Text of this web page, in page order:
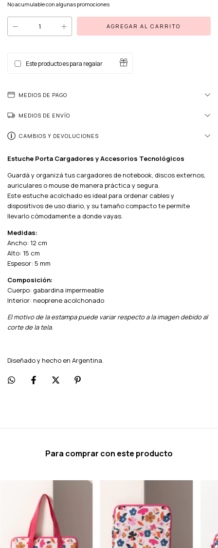
No acumulable con algunas promociones
Este producto es para regalar
MEDIOS DE PAGO
MEDIOS DE ENVÍO
CAMBIOS Y DEVOLUCIONES
Estuche Porta Cargadores y Accesorios Tecnológicos
Guardá y organizá tus cargadores de notebook, discos externos,
auriculares o mouse de manera práctica y segura.
Este estuche acolchado es ideal para ordenar cables y
dispositivos de uso diario, y su tamaño compacto te permite
llevarlo cómodamente a donde vayas.
Medidas:
Ancho: 12 cm
Alto: 15 cm
Espesor: 5 mm
Composición:
Cuerpo: gabardina impermeable
Interior: neoprene acolchonado
El motivo de la estampa puede variar respecto a la imagen debido al
corte de la tela.
Diseñado y hecho en Argentina.
Para comprar con este producto